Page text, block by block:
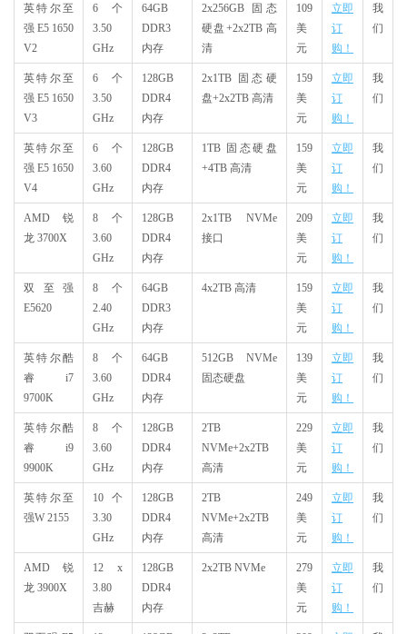
英特尔至
强 E5 1650
V2
6 个
3.50
GHz
64GB
DDR3
内存
2x256GB 固态
硬盘+2x2TB 高
清
109
美
元
立即
订
购！
我
们
英特尔至
强 E5 1650
V3
6 个
3.50
GHz
128GB
DDR4
内存
2x1TB 固态硬
盘+2x2TB 高清
159
美
元
立即
订
购！
我
们
英特尔至
强 E5 1650
V4
6 个
3.60
GHz
128GB
DDR4
内存
1TB 固态硬盘
+4TB 高清
159
美
元
立即
订
购！
我
们
AMD 锐
龙 3700X
8 个
3.60
GHz
128GB
DDR4
内存
2x1TB NVMe
接口
209
美
元
立即
订
购！
我
们
双至强
E5620
8 个
2.40
GHz
64GB
DDR3
内存
4x2TB 高清
159
美
元
立即
订
购！
我
们
英特尔酷
睿 i7
9700K
8 个
3.60
GHz
64GB
DDR4
内存
512GB NVMe
固态硬盘
139
美
元
立即
订
购！
我
们
英特尔酷
睿 i9
9900K
8 个
3.60
GHz
128GB
DDR4
内存
2TB
NVMe+2x2TB
高清
229
美
元
立即
订
购！
我
们
英特尔至
强W 2155
10 个
3.30
GHz
128GB
DDR4
内存
2TB
NVMe+2x2TB
高清
249
美
元
立即
订
购！
我
们
AMD 锐
龙 3900X
12 x
3.80
吉赫
128GB
DDR4
内存
2x2TB NVMe
279
美
元
立即
订
购！
我
们